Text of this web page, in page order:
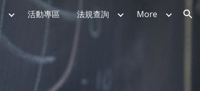
活動專區 法規查詢 More